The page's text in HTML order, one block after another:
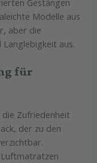
Gestängen
Modelle aus
aber die
aus.
für
Zufriedenheit
der zu den